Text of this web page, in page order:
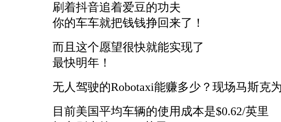
刷着抖音追着爱豆的功夫
你的车车就把钱钱挣回来了！
而且这个愿望很快就能实现了
最快明年！
无人驾驶的Robotaxi能赚多少？现场马斯克
目前美国平均车辆的使用成本是$0.62/英里